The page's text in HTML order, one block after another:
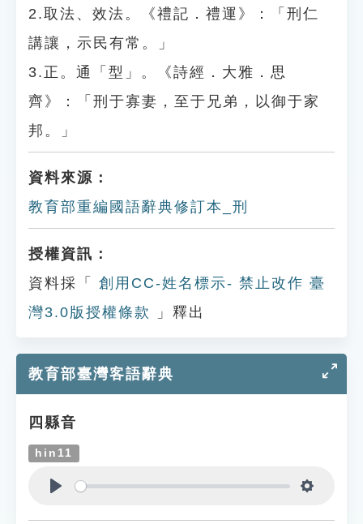
2.取法、效法。《禮記．禮運》：「刑仁
講讓，示民有常。」
3.正。通「型」。《詩經．大雅．思
齊》：「刑于寡妻，至于兄弟，以御于家
邦。」
資料來源：
教育部重編國語辭典修訂本_刑
授權資訊：
資料採「
創用CC-姓名標示- 禁止改作 臺
灣3.0版授權條款
」釋出
教育部臺灣客語辭典
四縣音
hin11